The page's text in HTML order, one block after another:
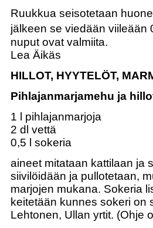
Ruukkua seisotetaan
jälkeen se viedään viileään
nuput ovat valmiita.
Lea Äikäs
HILLOT, HYYTELÖT,
Pihlajanmarjamehu ja
1 l pihlajanmarjoja
2 dl vettä
0,5 l sokeria
aineet mitataan kattilaan ja
siivilöidään ja pullotetaan,
marjojen mukana. Sokeria
keitetään kunnes sokeri on
Lehtonen, Ullan yrtit. (Ohje